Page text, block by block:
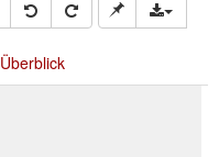
Überblick